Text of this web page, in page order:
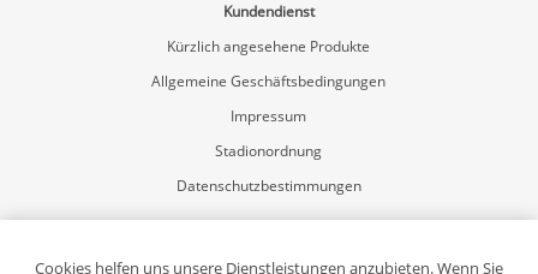
Kundendienst
Kürzlich angesehene Produkte
Allgemeine Geschäftsbedingungen
Impressum
Stadionordnung
Datenschutzbestimmungen
Mein Konto
Registrierung
Cookies helfen uns unsere Dienstleistungen anzubieten. Wenn Sie